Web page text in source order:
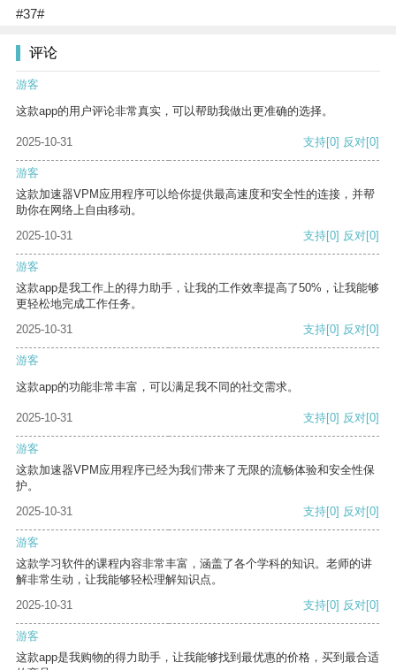
#37#
评论
游客
这款app的用户评论非常真实，可以帮助我做出更准确的选择。
2025-10-31 支持[0] 反对[0]
游客
这款加速器VPM应用程序可以给你提供最高速度和安全性的连接，并帮
助你在网络上自由移动。
2025-10-31
支持[0] 反对[0]
游客
这款app是我工作上的得力助手，让我的工作效率提高了50%，让我能够
更轻松地完成工作任务。
2025-10-31
支持[0] 反对[0]
游客
这款app的功能非常丰富，可以满足我不同的社交需求。
2025-10-31 支持[0] 反对[0]
游客
这款加速器VPM应用程序已经为我们带来了无限的流畅体验和安全性保
护。
2025-10-31
支持[0] 反对[0]
游客
这款学习软件的课程内容非常丰富，涵盖了各个学科的知识。老师的讲
解非常生动，让我能够轻松理解知识点。
2025-10-31
支持[0] 反对[0]
游客
这款app是我购物的得力助手，让我能够找到最优惠的价格，买到最合适